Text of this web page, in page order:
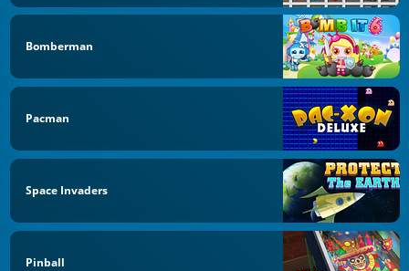
Bomberman
Pacman
Space Invaders
Pinball